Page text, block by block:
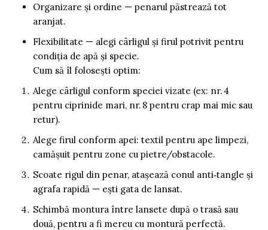
Organizare şi ordine — penarul păstrează tot
aranjat.
Flexibilitate — alegi cârligul şi firul potrivit pentru
condiţia de apă şi specie.
Cum să îl foloseşti optim:
Alege cârligul conform speciei vizate (ex: nr. 4
pentru ciprinide mari, nr. 8 pentru crap mai mic sau
retur).
Alege firul conform apei: textil pentru ape limpezi,
camăşuit pentru zone cu pietre/obstacole.
Scoate rigul din penar, ataşează conul anti‑tangle şi
agrafa rapidă — eşti gata de lansat.
Schimbă montura între lansete după o trasă sau
două, pentru a fi mereu cu montură perfectă.